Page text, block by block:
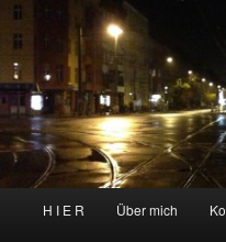
primären
Inhalt
springen
sekundären
Inhalt
springenH I E R
H I E R Über mich